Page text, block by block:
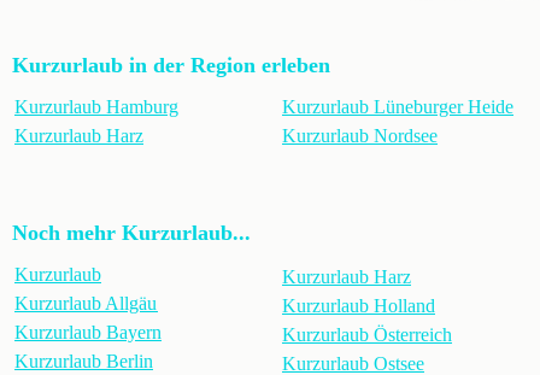
Kurzurlaub in der Region erleben
Kurzurlaub Hamburg
Kurzurlaub Harz
Kurzurlaub Lüneburger Heide
Kurzurlaub Nordsee
Noch mehr Kurzurlaub...
Kurzurlaub
Kurzurlaub Allgäu
Kurzurlaub Bayern
Kurzurlaub Berlin
Kurzurlaub Harz
Kurzurlaub Holland
Kurzurlaub Österreich
Kurzurlaub Ostsee